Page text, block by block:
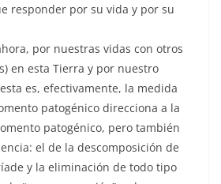
responder por su vida y por su
por nuestras vidas con otros
en esta Tierra y por nuestro
es, efectivamente, la medida
patogénico direcciona a la
patogénico, pero también
el de la descomposición de
y la eliminación de todo tipo